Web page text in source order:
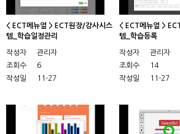
< ECT메뉴얼 > ECT원장/강사시스
템_학습일정관리
작성자
관리자
조회수
6
작성일
11-27
< ECT메뉴얼 >
템_학습등록
작성자
관리자
조회수
14
작성일
11-27